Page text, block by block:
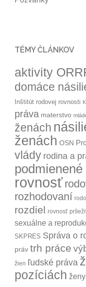
TÉMY ČLÁNKOV
aktivity
domáce
Inštitút rodovej rovnosti
práva materstvo
ženách
ženách OSN
vlády rodina a
rovnosť
rozhodovaní
rozdiel rovnosť
sexuálne a
SKPRES Správa o
práv trh práce
žien ľudské práva
pozíciách